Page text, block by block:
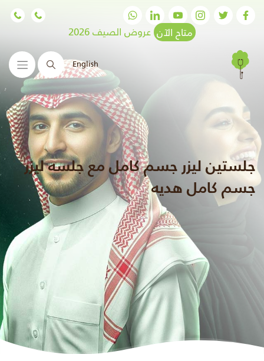
متاح الآن عروض الصيف 2026
English البحث
جلستين ليزر جسم كامل مع جلسه ليزر
جسم كامل هديه